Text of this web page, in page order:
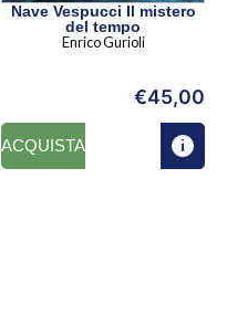
Nave Vespucci Il mistero
del tempo
Enrico Gurioli
€45,00
ACQUISTA